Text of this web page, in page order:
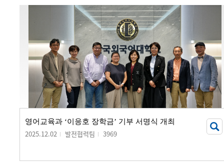
영어교육과 ‘이응호 장학금’ 기부 서명식 개최
2025.12.02 발전협력팀 3969